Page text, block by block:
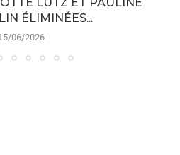
ÉLIMINÉES...
06/2026